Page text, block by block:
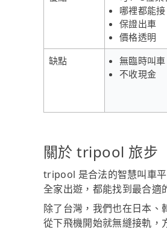
哪裡都能接
保證出車
價格透明
缺點
無臨時叫車
不收現金
關於 tripool 旅步
tripool 是合法的智慧叫車
全家出遊，都能找到最合適
除了台灣，我們也在日本、
從下飛機開始就無縫接軌，